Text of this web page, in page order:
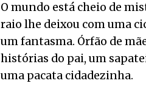
O mundo está cheio de
raio lhe deixou com uma
um fantasma. Órfão de
histórias do pai, um
uma pacata cidadezinha.